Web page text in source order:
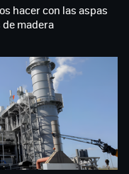
hacer con las aspas
de madera